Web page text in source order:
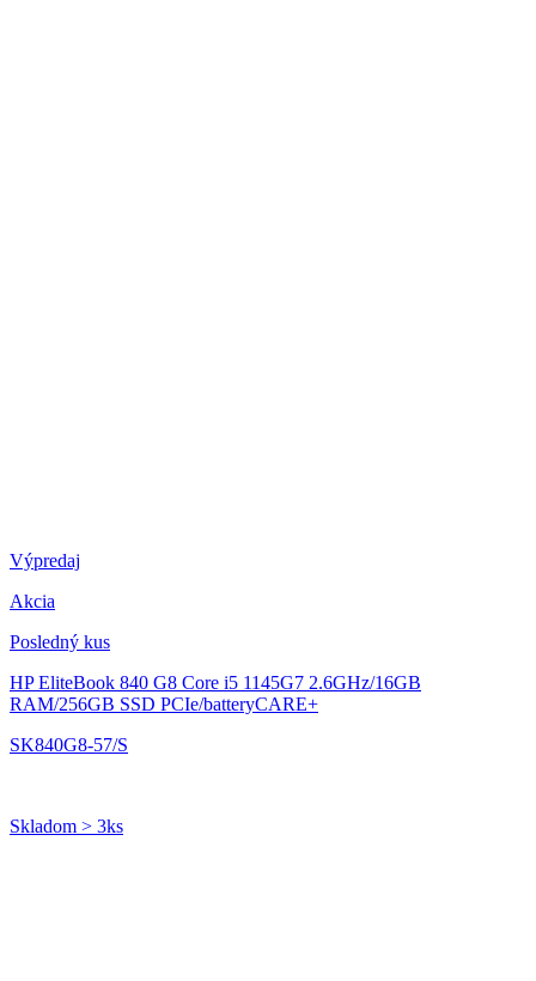
Výpredaj
Akcia
Posledný kus
HP EliteBook 840 G8 Core i5 1145G7 2.6GHz/16GB
RAM/256GB SSD PCIe/batteryCARE+
SK840G8-57/S
Skladom > 3ks